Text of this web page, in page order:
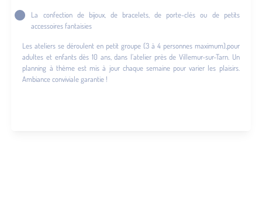
La confection de bijoux, de bracelets, de porte-clés ou de petits
accessoires fantaisies
Les ateliers se déroulent en petit groupe (3 à 4 personnes maximum),pour
adultes et enfants dès 10 ans, dans l’atelier près de Villemur-sur-Tarn. Un
planning à thème est mis à jour chaque semaine pour varier les plaisirs.
Ambiance conviviale garantie !